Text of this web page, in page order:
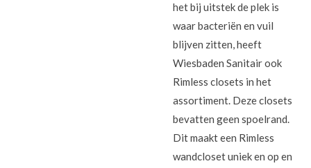
het bij uitstek de plek is
waar bacteriën en vuil
blijven zitten, heeft
Wiesbaden Sanitair ook
Rimless closets in het
assortiment. Deze closets
bevatten geen spoelrand.
Dit maakt een Rimless
wandcloset uniek en op en